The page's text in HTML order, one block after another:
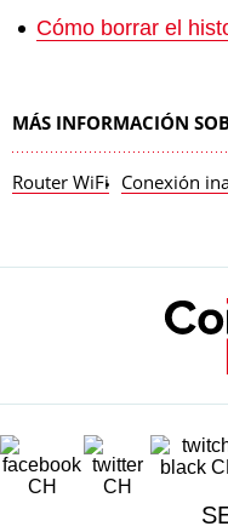
Cómo borrar el
MÁS INFORMACIÓN
Router WiFi Conexión